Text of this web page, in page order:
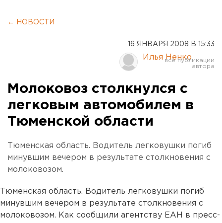
← НОВОСТИ
16 ЯНВАРЯ 2008 В 15:33
Илья Ненко
Молоковоз столкнулся с
легковым автомобилем в
Тюменской области
Тюменская область. Водитель легковушки погиб
минувшим вечером в результате столкновения с
молоковозом.
Тюменская область. Водитель легковушки погиб
минувшим вечером в результате столкновения с
молоковозом. Как сообщили агентству ЕАН в пресс-